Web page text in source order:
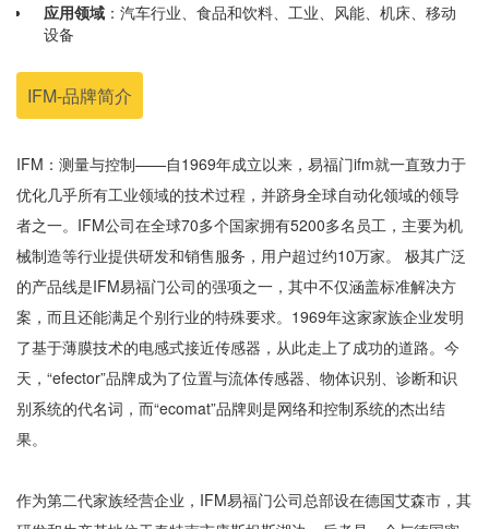
应用领域 ：汽车行业、食品和饮料、工业、风能、机床、移动
设备
IFM-品牌简介
IFM：测量与控制——自1969年成立以来，易福门ifm就一直致力于
优化几乎所有工业领域的技术过程，并跻身全球自动化领域的领导
者之一。IFM公司在全球70多个国家拥有5200多名员工，主要为机
械制造等行业提供研发和销售服务，用户超过约10万家。 极其广泛
的产品线是IFM易福门公司的强项之一，其中不仅涵盖标准解决方
案，而且还能满足个别行业的特殊要求。1969年这家家族企业发明
了基于薄膜技术的电感式接近传感器，从此走上了成功的道路。今
天，“efector”品牌成为了位置与流体传感器、物体识别、诊断和识
别系统的代名词，而“ecomat”品牌则是网络和控制系统的杰出结
果。
作为第二代家族经营企业，IFM易福门公司总部设在德国艾森市，其